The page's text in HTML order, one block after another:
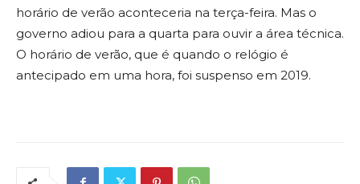
horário de verão aconteceria na terça-feira. Mas o
governo adiou para a quarta para ouvir a área técnica.
O horário de verão, que é quando o relógio é
antecipado em uma hora, foi suspenso em 2019.